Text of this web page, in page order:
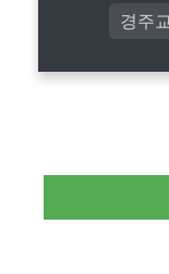
경주